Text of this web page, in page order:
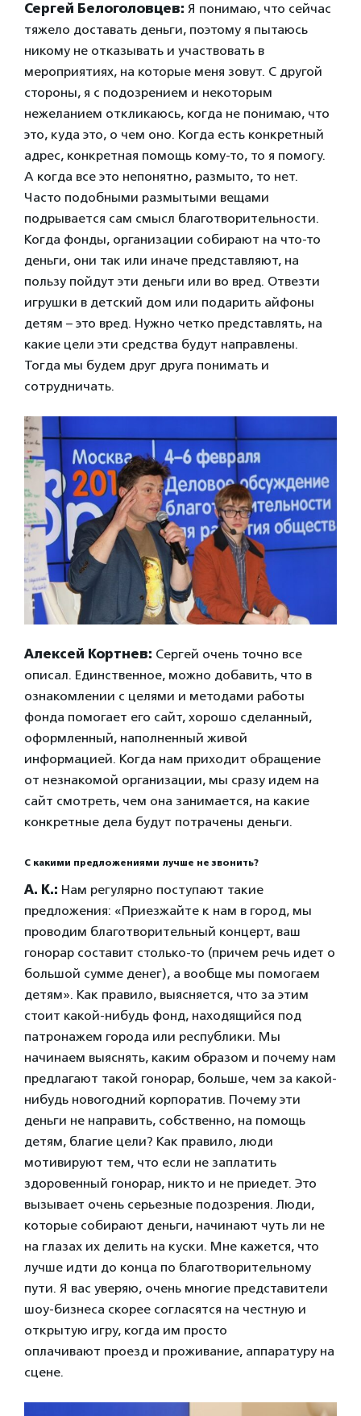
Сергей Белоголовцев: Я понимаю, что сейчас
тяжело доставать деньги, поэтому я пытаюсь
никому не отказывать и участвовать в
мероприятиях, на которые меня зовут. С другой
стороны, я с подозрением и некоторым
нежеланием откликаюсь, когда не понимаю, что
это, куда это, о чем оно. Когда есть конкретный
адрес, конкретная помощь кому-то, то я помогу.
А когда все это непонятно, размыто, то нет.
Часто подобными размытыми вещами
подрывается сам смысл благотворительности.
Когда фонды, организации собирают на что-то
деньги, они так или иначе представляют, на
пользу пойдут эти деньги или во вред. Отвезти
игрушки в детский дом или подарить айфоны
детям – это вред. Нужно четко представлять, на
какие цели эти средства будут направлены.
Тогда мы будем друг друга понимать и
сотрудничать.
Алексей Кортнев: Сергей очень точно все
описал. Единственное, можно добавить, что в
ознакомлении с целями и методами работы
фонда помогает его сайт, хорошо сделанный,
оформленный, наполненный живой
информацией. Когда нам приходит обращение
от незнакомой организации, мы сразу идем на
сайт смотреть, чем она занимается, на какие
конкретные дела будут потрачены деньги.
С какими предложениями лучше не звонить?
А. К.: Нам регулярно поступают такие
предложения: «Приезжайте к нам в город, мы
проводим благотворительный концерт, ваш
гонорар составит столько-то (причем речь идет о
большой сумме денег), а вообще мы помогаем
детям». Как правило, выясняется, что за этим
стоит какой-нибудь фонд, находящийся под
патронажем города или республики. Мы
начинаем выяснять, каким образом и почему нам
предлагают такой гонорар, больше, чем за какой-
нибудь новогодний корпоратив. Почему эти
деньги не направить, собственно, на помощь
детям, благие цели? Как правило, люди
мотивируют тем, что если не заплатить
здоровенный гонорар, никто и не приедет. Это
вызывает очень серьезные подозрения. Люди,
которые собирают деньги, начинают чуть ли не
на глазах их делить на куски. Мне кажется, что
лучше идти до конца по благотворительному
пути. Я вас уверяю, очень многие представители
шоу-бизнеса скорее согласятся на честную и
открытую игру, когда им просто
оплачивают проезд и проживание, аппаратуру на
сцене.